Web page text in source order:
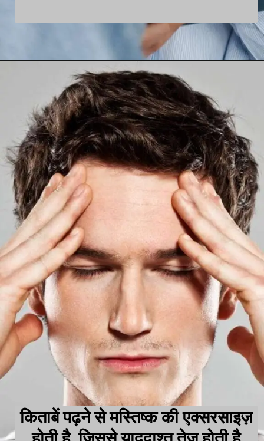
किताबें पढ़ने से मस्तिष्क की एक्सरसाइज़